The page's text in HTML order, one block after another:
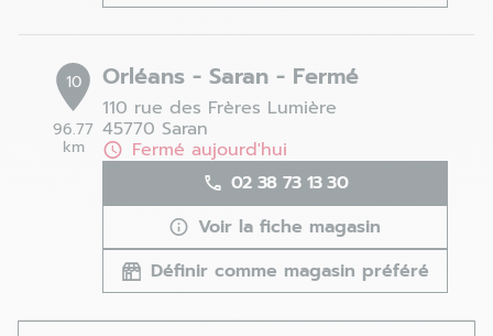
10
96.77
km
Orléans - Saran - Fermé
110 rue des Frères Lumière
45770 Saran
Fermé aujourd'hui
02 38 73 13 30
Voir la fiche magasin
Définir comme magasin préféré